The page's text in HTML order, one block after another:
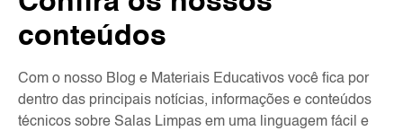
conteúdos
Com o nosso Blog e Materiais Educativos você fica por
dentro das principais notícias, informações e conteúdos
técnicos sobre Salas Limpas em uma linguagem fácil e